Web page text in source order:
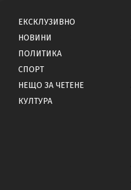
ЕКСКЛУЗИВНО
НОВИНИ
ПОЛИТИКА
СПОРТ
НЕЩО ЗА ЧЕТЕНЕ
КУЛТУРА